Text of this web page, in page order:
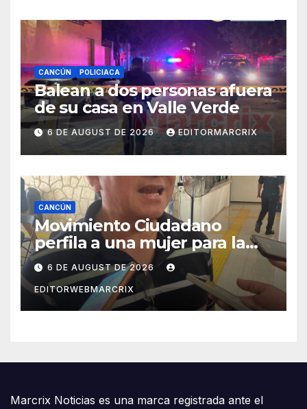
CANCÚN POLICIACA
Balean a dos personas afuera
de su casa en Valle Verde
6 DE AUGUST DE 2026 EDITORMARCRIX
CANCÚN
Movimiento Ciudadano
perfila a una mujer para la
candidatura en Cancún
6 DE AUGUST DE 2026
EDITORWEBMARCRIX
Marcrix Noticias es una marca registrada ante el